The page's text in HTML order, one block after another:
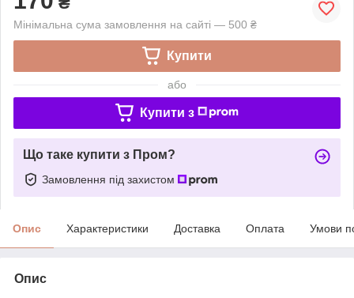
Мінімальна сума замовлення на сайті — 500 ₴
Купити
або
Купити з
Що таке купити з Пром?
Замовлення під захистом
Опис Характеристики Доставка Оплата Умови
Опис